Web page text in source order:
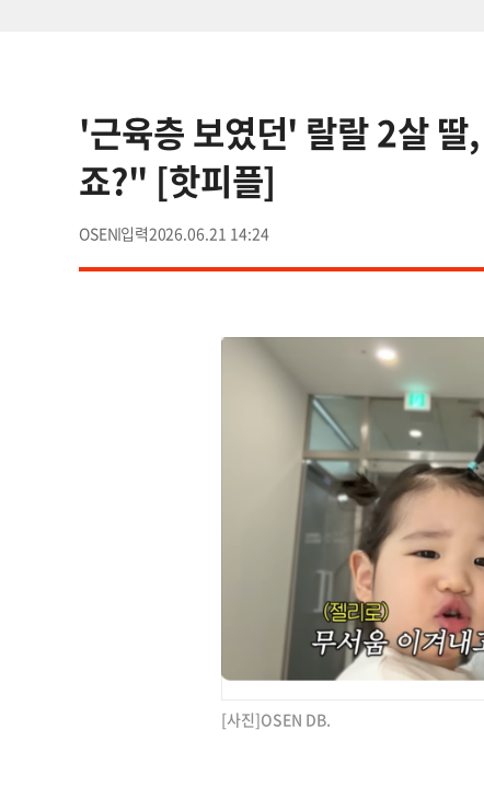
'근육층 보였던' 랄랄 2살
죠?" [핫피플]
OSEN 2026.06.21 14:24
[사진]OSEN DB.